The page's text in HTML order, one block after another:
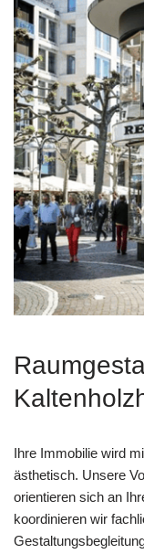
Ihre Immobilie wird
ästhetisch. Unsere
orientieren sich an
koordinieren wir